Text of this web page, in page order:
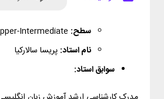
سطح:
نام استاد: پریسا سالارکیا
سوابق استاد: